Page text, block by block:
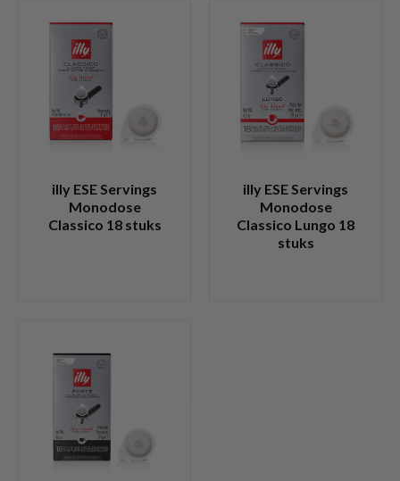
illy ESE Servings
Monodose
Classico 18 stuks
illy ESE Servings
Monodose
Classico Lungo 18
stuks